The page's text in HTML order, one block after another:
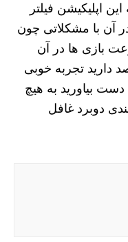
اپلیکیشن فیلتر
آن با مشکلاتی چون
بازی ها در آن
دارید تجربه خوبی
بیاورید به هیچ
دوبرد غافل